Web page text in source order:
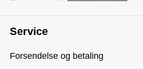
Service
Forsendelse og betaling